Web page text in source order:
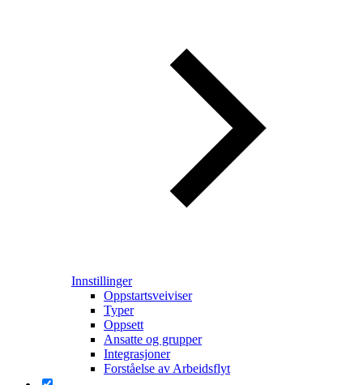
Innstillinger
Oppstartsveiviser
Typer
Oppsett
Ansatte og grupper
Integrasjoner
Forståelse av Arbeidsflyt